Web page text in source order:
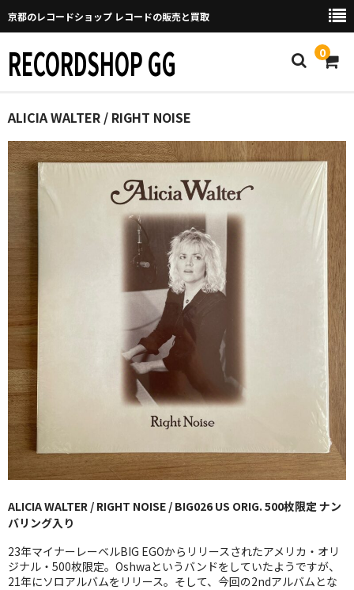
京都のレコードショップ レコードの販売と買取
RECORDSHOP GG 0
Home
マイページ
GGについて
GG RECORD （当店のレーベル）
全商品
JAZZ-US
BLUE NOTE
JAZZ-EU
JAZZ-JP
JAZZ-VOCAL
ALICIA WALTER / RIGHT NOISE
ALICIA WALTER / RIGHT NOISE / BIG026 US ORIG. 500枚限定 ナン
バリング入り
23年マイナーレーベルBIG EGOからリリースされたアメリカ・オリ
ジナル・500枚限定。Oshwaというバンドをしていたようですが、
21年にソロアルバムをリリース。そして、今回の2ndアルバムとな